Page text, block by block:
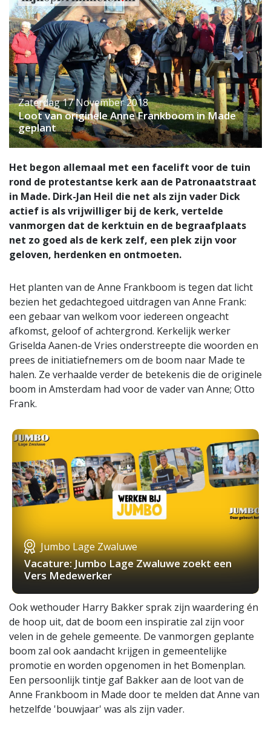
Zaterdag 17 November 2018
Loot van originele Anne Frankboom in Made
geplant
Het begon allemaal met een facelift voor de tuin
rond de protestantse kerk aan de Patronaatstraat
in Made. Dirk-Jan Heil die net als zijn vader Dick
actief is als vrijwilliger bij de kerk, vertelde
vanmorgen dat de kerktuin en de begraafplaats
net zo goed als de kerk zelf, een plek zijn voor
geloven, herdenken en ontmoeten.
Het planten van de Anne Frankboom is tegen dat licht
bezien het gedachtegoed uitdragen van Anne Frank:
een gebaar van welkom voor iedereen ongeacht
afkomst, geloof of achtergrond. Kerkelijk werker
Griselda Aanen-de Vries onderstreepte die woorden en
prees de initiatiefnemers om de boom naar Made te
halen. Ze verhaalde verder de betekenis die de originele
boom in Amsterdam had voor de vader van Anne; Otto
Frank.
Jumbo Lage Zwaluwe
Vacature: Jumbo Lage Zwaluwe zoekt een
Vers Medewerker
Ook wethouder Harry Bakker sprak zijn waardering én
de hoop uit, dat de boom een inspiratie zal zijn voor
velen in de gehele gemeente. De vanmorgen geplante
boom zal ook aandacht krijgen in gemeentelijke
promotie en worden opgenomen in het Bomenplan.
Een persoonlijk tintje gaf Bakker aan de loot van de
Anne Frankboom in Made door te melden dat Anne van
hetzelfde 'bouwjaar' was als zijn vader.